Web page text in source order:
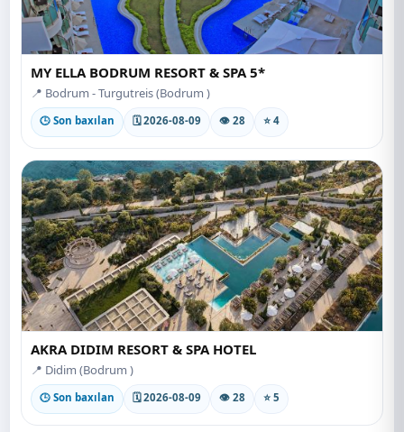
MY ELLA BODRUM RESORT & SPA 5*
📍 Bodrum - Turgutreis (Bodrum )
🕒 Son baxılan 🗓 2026-08-09 👁 28 ⭐ 4
AKRA DIDIM RESORT & SPA HOTEL
📍 Didim (Bodrum )
🕒 Son baxılan 🗓 2026-08-09 👁 28 ⭐ 5